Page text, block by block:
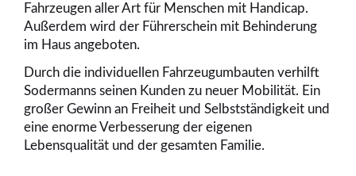
Fahrzeugen aller Art für Menschen mit Handicap.
Außerdem wird der Führerschein mit Behinderung
im Haus angeboten.
Durch die individuellen Fahrzeugumbauten verhilft
Sodermanns seinen Kunden zu neuer Mobilität. Ein
großer Gewinn an Freiheit und Selbstständigkeit und
eine enorme Verbesserung der eigenen
Lebensqualität und der gesamten Familie.